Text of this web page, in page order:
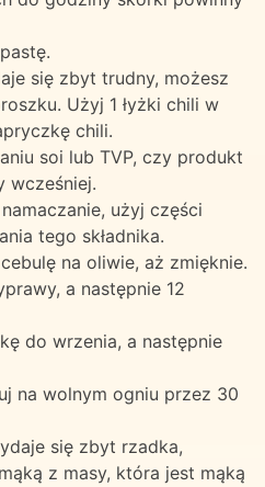
się zbyt trudny, możesz
Użyj 1 łyżki chili w
chili.
soi lub TVP, czy produkt
wcześniej.
użyj części
tego składnika.
na oliwie, aż zmięknie.
a następnie 12
do wrzenia, a następnie
na wolnym ogniu przez 30
się zbyt rzadka,
z masy, która jest mąką